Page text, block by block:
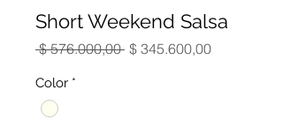
Short Weekend Salsa
$ 576.000,00 Precio
$ 345.600,00Precio
Color *